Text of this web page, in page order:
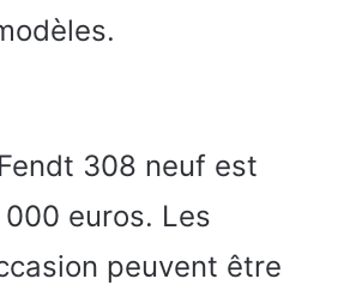
308 neuf est
000 euros. Les
peuvent être